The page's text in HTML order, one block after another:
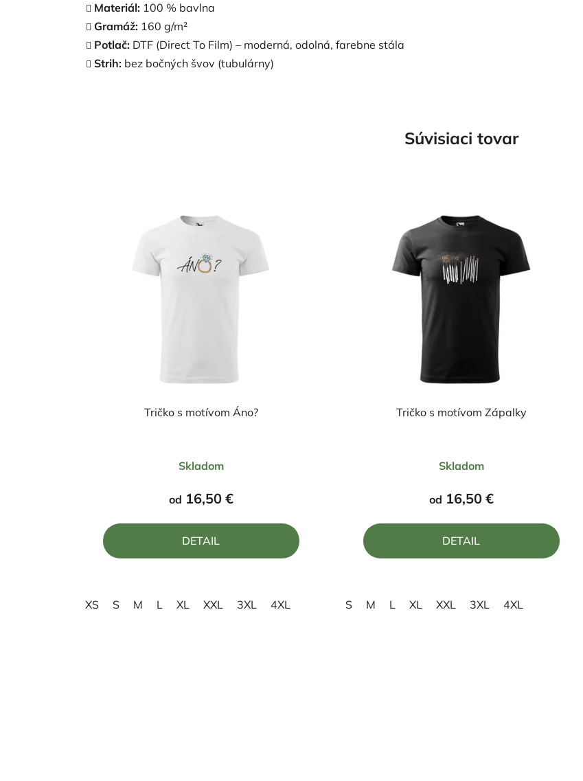
Materiál: 100 % bavlna
Gramáž: 160 g/m²
Potlač: DTF (Direct To Film) – moderná, odolná, farebne stála
Strih: bez bočných švov (tubulárny)
Súvisiaci tovar
Tričko s motívom Áno?
hodnotenie
produktu
je
5,0
z
Skladom
od 16,50 €
DETAIL
XS S M L XL XXL 3XL 4XL
Tričko s motívom Zápalky
hodnotenie
produktu
je
4,0
z
Skladom
od 16,50 €
DETAIL
S M L XL XXL 3XL 4XL